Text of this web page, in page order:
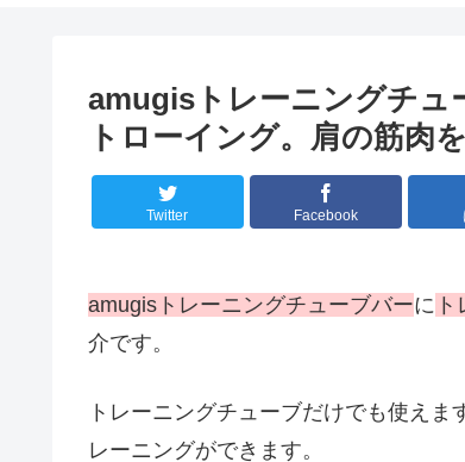
amugisトレーニングチュ
トローイング。肩の筋肉
Twitter Facebook
amugisトレーニングチューブバーに
介です。
トレーニングチューブだけでも使え
レーニングができます。